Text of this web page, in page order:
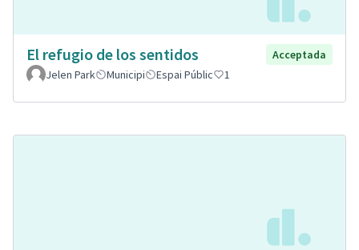
El refugio de los sentidos
Acceptada
Jelen Park
Municipi Espai Públic 1